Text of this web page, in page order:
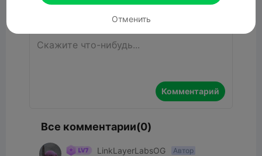
Комментарий
Все комментарии(0)
LinkLayerLabsOG Автор
Отменить